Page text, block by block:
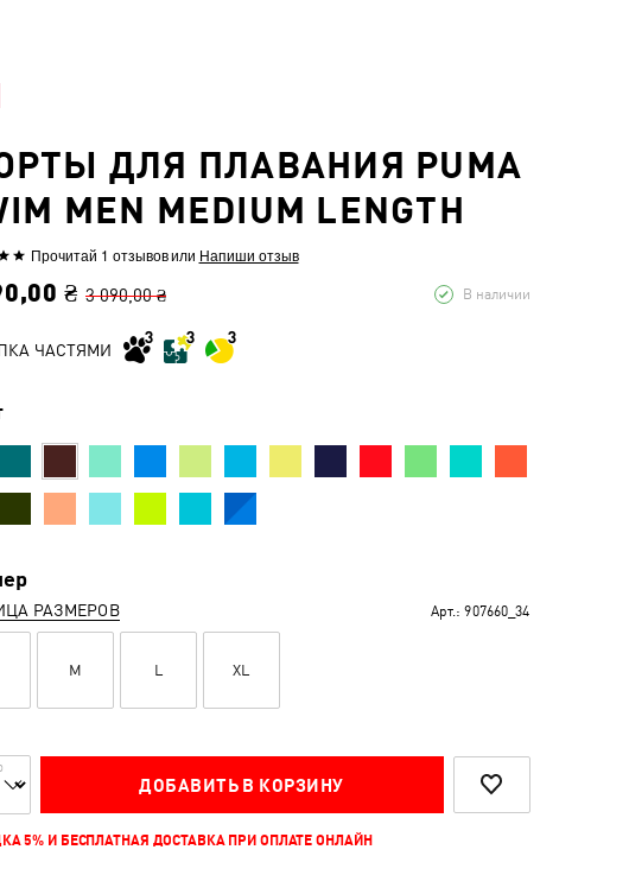
ДЛЯ ПЛАВАНИЯ PUMA
MEN MEDIUM LENGTH
Прочитай 1 отзывовили Напиши отзыв
₴ 3 090,00 ₴ В наличии
ЧАСТЯМИ
РАЗМЕРОВ Арт.: 907660_34
M L XL
ДОБАВИТЬ В КОРЗИНУ
5% И БЕСПЛАТНАЯ ДОСТАВКА ПРИ ОПЛАТЕ ОНЛАЙН